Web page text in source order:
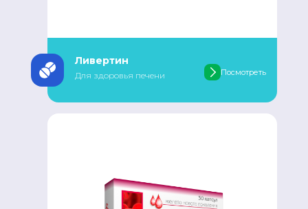
Ливертин
Для здоровья печени Посмотреть